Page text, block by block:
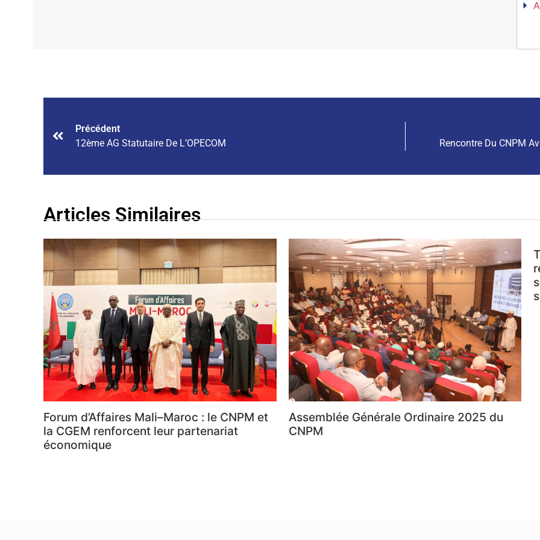
Précédent
12ème AG Statutaire De L’OPECOM
Rencontre Du CNPM
Articles Similaires
Forum d’Affaires Mali–Maroc : le CNPM et
la CGEM renforcent leur partenariat
économique
Assemblée Générale Ordinaire 2025 du
CNPM